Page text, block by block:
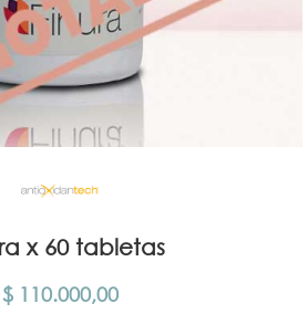
x 60 tabletas
$110.000,00